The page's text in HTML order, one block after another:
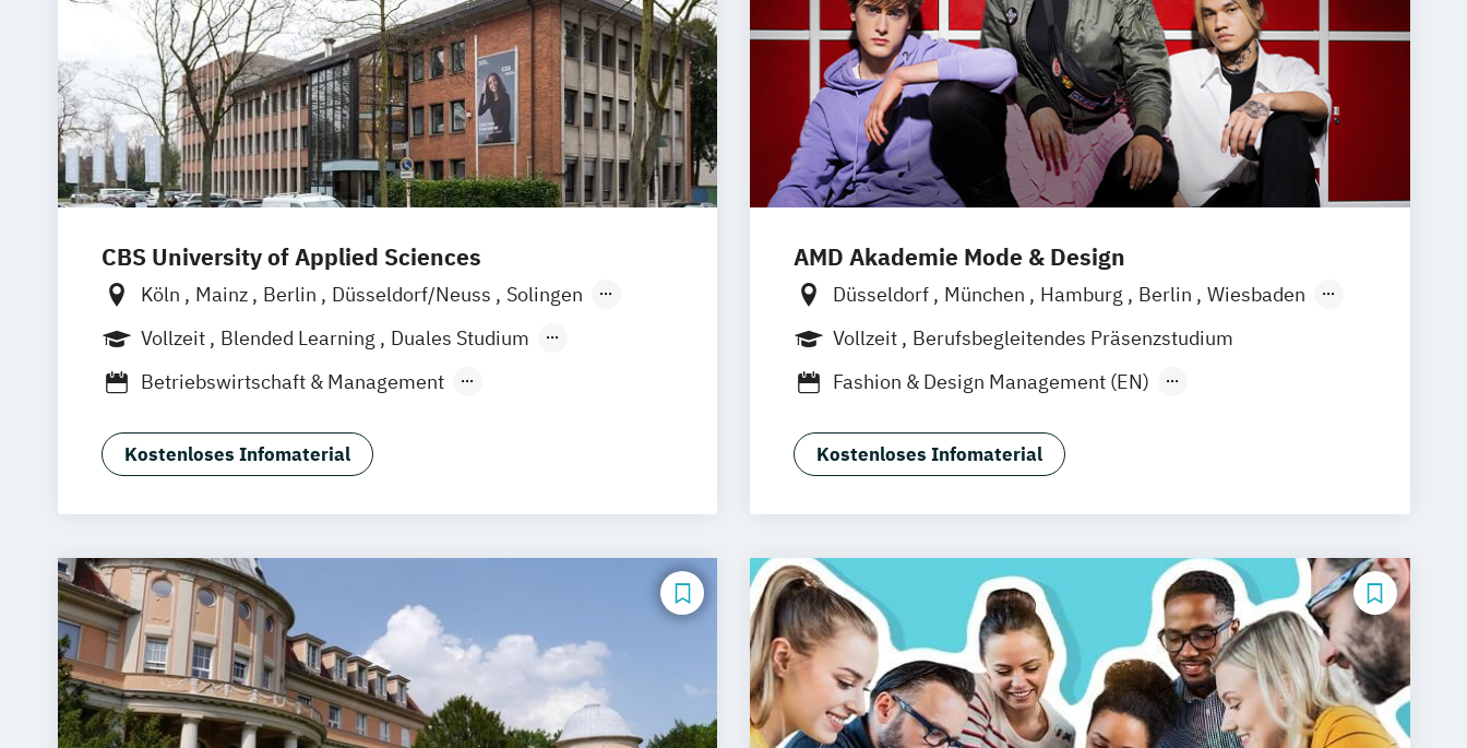
International Real Estate Management (EN)
Luxury Management (EN)
Marketing & Brand Management (EN)
Marketing & Sales
Master of Business Administration (EN)
SAP Engineering & Analytics (Heidelberg) (EN)
Steuerberatung & Wirtschaftsprüfung
CBS University of Applied Sciences
Köln Mainz Berlin Düsseldorf/Neuss
Solingen
Hamburg
Rheine Rostock online
Vollzeit Blended Learning
Duales Studium
Berufsbegleitendes Präsenzstudium
Betriebswirtschaft & Management
Business Psychology & Management (EN)
Business Psychology (EN)
General Management (berufsbegleitend)
General Management (dual)
International Business & Management (EN)
International Business (EN)
International Management (MBA) (EN) – 120 ECTS
International Management (MBA) (EN) – 60 ECTS
Kostenloses Infomaterial
AMD Akademie Mode & Design
Düsseldorf München Hamburg Berlin
Wiesbaden
Online-Campus
Vollzeit
Berufsbegleitendes Präsenzstudium
Fashion & Design Management (EN)
Marken- & Kommunikationsdesign
Mode & Designmanagement
Kostenloses Infomaterial